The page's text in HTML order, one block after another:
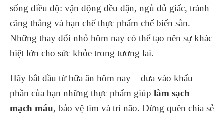
sống điều độ: vận động đều đặn, ngủ đủ giấc, tránh
căng thẳng và hạn chế thực phẩm chế biến sẵn.
Những thay đổi nhỏ hôm nay có thể tạo nên sự khác
biệt lớn cho sức khỏe trong tương lai.
Hãy bắt đầu từ bữa ăn hôm nay – đưa vào khẩu
phần của bạn những thực phẩm giúp làm sạch
mạch máu, bảo vệ tim và trí não. Đừng quên chia sẻ